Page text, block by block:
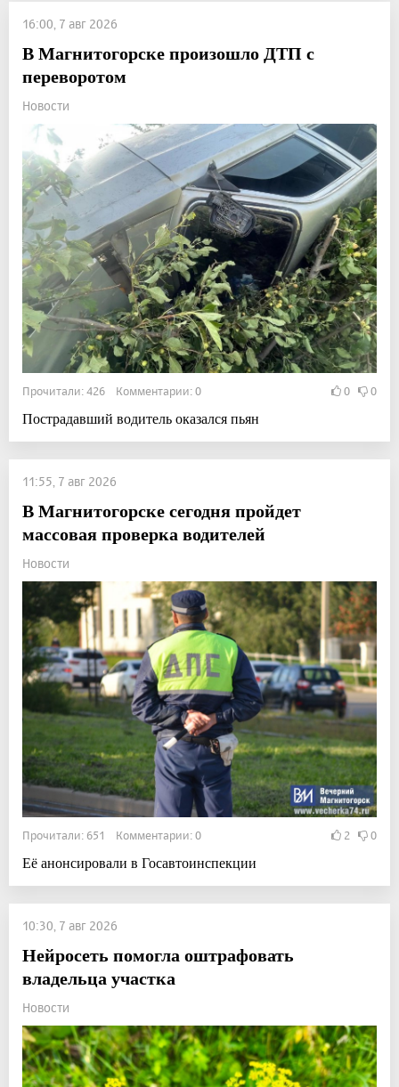
16:00, 7 авг 2026
В Магнитогорске произошло ДТП с
переворотом
Новости
Прочитали: 426 Комментарии: 0 0 0
Пострадавший водитель оказался пьян
11:55, 7 авг 2026
В Магнитогорске сегодня пройдет
массовая проверка водителей
Новости
Прочитали: 651 Комментарии: 0 2 0
Её анонсировали в Госавтоинспекции
10:30, 7 авг 2026
Нейросеть помогла оштрафовать
владельца участка
Новости